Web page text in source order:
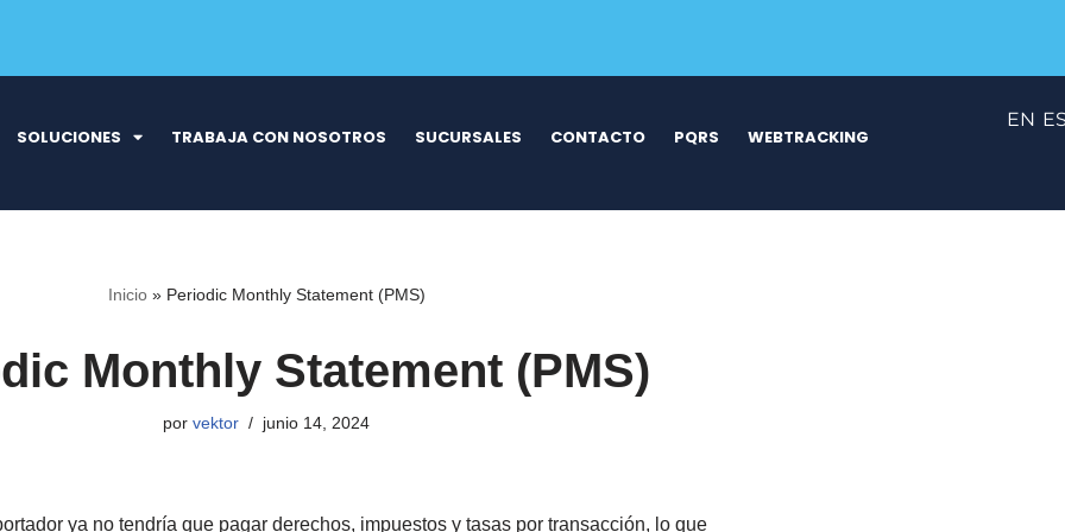
SOLUCIONES TRABAJA CON NOSOTROS SUCURSALES CONTACTO PQRS WEBTRACKING
EN
Inicio» Periodic Monthly Statement (PMS)
Monthly Statement (PMS)
por vektor junio 14, 2024
ya no tendría que pagar derechos, impuestos y tasas por transacción, lo que